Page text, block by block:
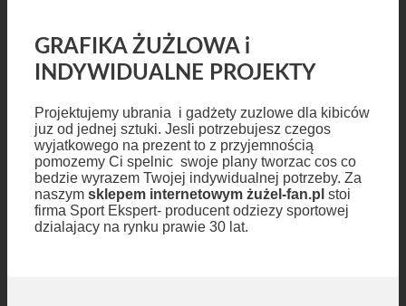
GRAFIKA ŻUŻLOWA i
INDYWIDUALNE PROJEKTY
Projektujemy ubrania i gadżety zuzlowe dla kibiców
juz od jednej sztuki. Jesli potrzebujesz czegos
wyjatkowego na prezent to z przyjemnością
pomozemy Ci spelnic swoje plany tworzac cos co
bedzie wyrazem Twojej indywidualnej potrzeby. Za
naszym sklepem internetowym żużel-fan.pl stoi
firma Sport Ekspert- producent odziezy sportowej
dzialajacy na rynku prawie 30 lat.